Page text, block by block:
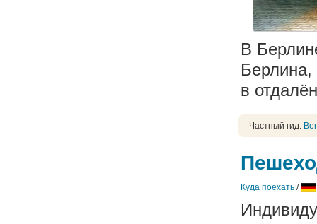
В
Берлина,
в
Частный гид:
Куда поехать /